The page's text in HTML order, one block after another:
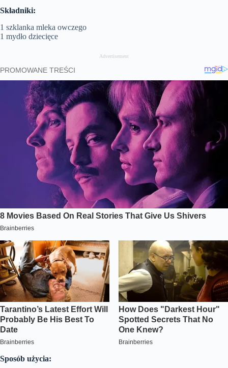
Składniki:
1 szklanka mleka owczego
1 mydło dziecięce
Advertisement
Sposób użycia: